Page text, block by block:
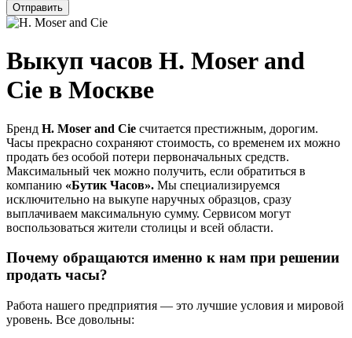
Отправить
Выкуп часов H. Moser and
Cie в Москве
Бренд H. Moser and Cie считается престижным, дорогим.
Часы прекрасно сохраняют стоимость, со временем их можно
продать без особой потери первоначальных средств.
Максимальный чек можно получить, если обратиться в
компанию «Бутик Часов». Мы специализируемся
исключительно на выкупе наручных образцов, сразу
выплачиваем максимальную сумму. Сервисом могут
воспользоваться жители столицы и всей области.
Почему обращаются именно к нам при решении
продать часы?
Работа нашего предприятия — это лучшие условия и мировой
уровень. Все довольны: